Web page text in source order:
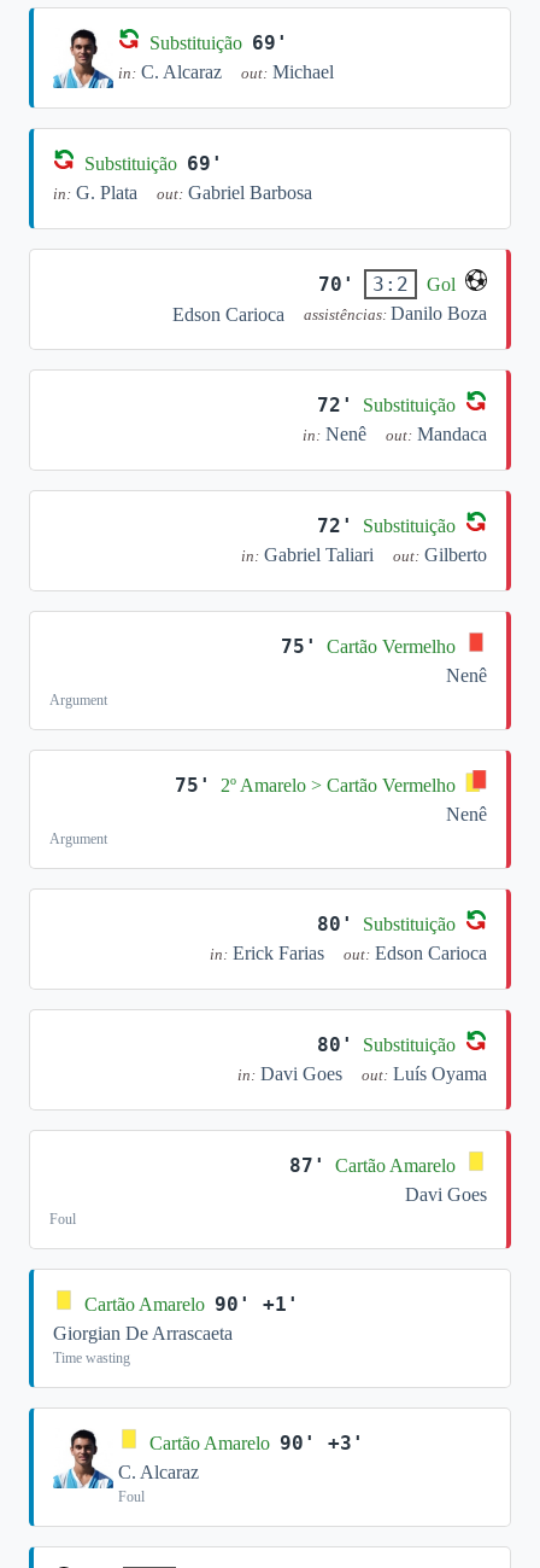
Substituição 69'
in: C. Alcaraz out: Michael
Substituição 69'
in: G. Plata out: Gabriel Barbosa
70' 3:2
Gol
Edson Carioca
assistências: Danilo Boza
72' Substituição
in: Nenê out: Mandaca
72' Substituição
in: Gabriel Taliari out: Gilberto
75'
Cartão Vermelho
Nenê
Argument
75'
2º Amarelo > Cartão Vermelho
Nenê
Argument
80' Substituição
in: Erick Farias out: Edson Carioca
80' Substituição
in: Davi Goes out: Luís Oyama
87'
Cartão Amarelo
Davi Goes
Foul
Cartão Amarelo 90' +1'
Giorgian De Arrascaeta
Time wasting
Cartão Amarelo 90' +3'
C. Alcaraz
Foul